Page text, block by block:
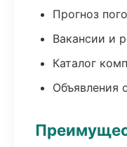
Прогноз
Вакансии и
Каталог
Объявления